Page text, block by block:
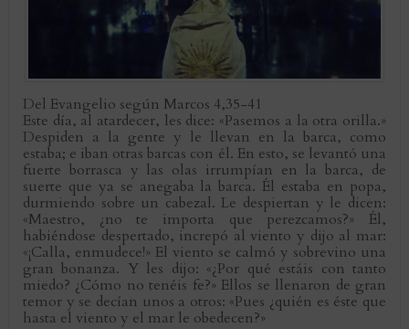
Del Evangelio según Marcos 4,35-41
Este día, al atardecer, les dice: «Pasemos a la otra orilla.»
Despiden a la gente y le llevan en la barca, como
estaba; e iban otras barcas con él. En esto, se levantó una
fuerte borrasca y las olas irrumpían en la barca, de
suerte que ya se anegaba la barca. Él estaba en popa,
durmiendo sobre un cabezal. Le despiertan y le dicen:
«Maestro, ¿no te importa que perezcamos?» Él,
habiéndose despertado, increpó al viento y dijo al mar:
«¡Calla, enmudece!» El viento se calmó y sobrevino una
gran bonanza. Y les dijo: «¿Por qué estáis con tanto
miedo? ¿Cómo no tenéis fe?» Ellos se llenaron de gran
temor y se decían unos a otros: «Pues ¿quién es éste que
hasta el viento y el mar le obedecen?»